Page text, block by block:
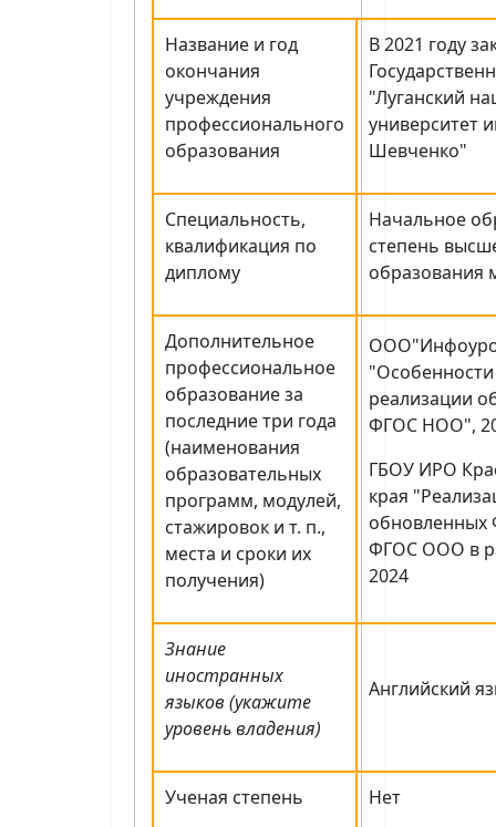
Название и год
окончания
учреждения
профессионального
образования
В 2021 году
"Луганский
университет
Шевченко"
Специальность,
квалификация по
диплому
Начальное
степень
образования
Дополнительное
профессиональное
образование за
последние три года
(наименования
образовательных
программ, модулей,
стажировок и т. п.,
места и сроки их
получения)
реализации
ФГОС НОО",
ГБОУ ИРО
края
ФГОС ООО в
2024
Знание
иностранных
языков (укажите
уровень владения)
Английский
Ученая степень Нет